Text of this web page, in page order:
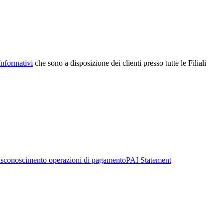
che sono a disposizione dei clienti presso tutte le Filiali
operazioni di pagamentoPAI Statement